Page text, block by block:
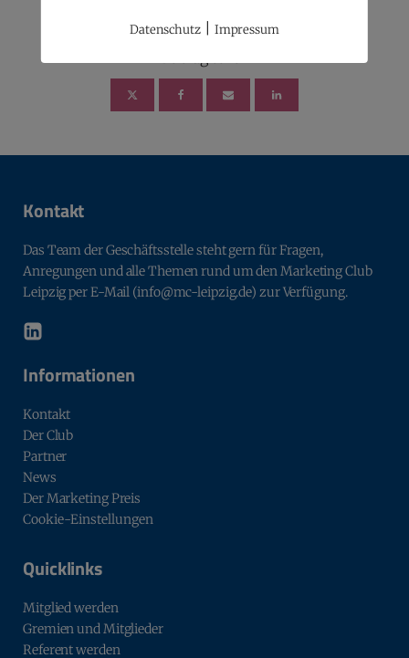
Kontakt
Das Team der Geschäftsstelle steht gern für Fragen,
Anregungen und alle Themen rund um den Marketing Club
Leipzig per E-Mail (info@mc-leipzig.de) zur Verfügung.
Informationen
Kontakt
Der Club
Partner
News
Der Marketing Preis
Cookie-Einstellungen
Quicklinks
Mitglied werden
Gremien und Mitglieder
Referent werden
Datenschutz Impressum